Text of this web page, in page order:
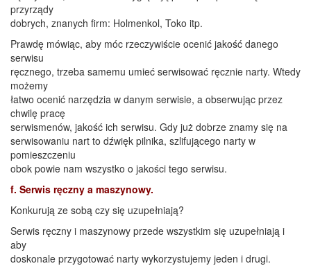
przyrządy
dobrych, znanych firm: Holmenkol, Toko itp.
Prawdę mówiąc, aby móc rzeczywiście ocenić jakość danego
serwisu
ręcznego, trzeba samemu umieć serwisować ręcznie narty. Wtedy
możemy
łatwo ocenić narzędzia w danym serwisie, a obserwując przez
chwilę pracę
serwismenów, jakość ich serwisu. Gdy już dobrze znamy się na
serwisowaniu nart to dźwięk pilnika, szlifującego narty w
pomieszczeniu
obok powie nam wszystko o jakości tego serwisu.
f. Serwis ręczny a maszynowy.
Konkurują ze sobą czy się uzupełniają?
Serwis ręczny i maszynowy przede wszystkim się uzupełniają i
aby
doskonale przygotować narty wykorzystujemy jeden i drugi.